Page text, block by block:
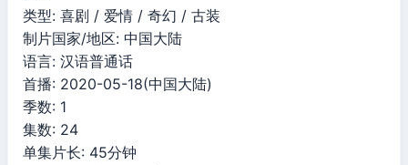
类型: 喜剧 / 爱情 / 奇幻 / 古装
制片国家/地区: 中国大陆
语言: 汉语普通话
首播: 2020-05-18(中国大陆)
季数: 1
集数: 24
单集片长: 45分钟